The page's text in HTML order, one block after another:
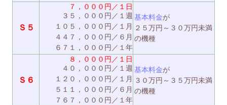
Ｓ５
７，０００円／１日
３５，０００円／１週
１０５，０００円／１月
４４７，０００円／６月
６７１，０００円／１年
基本料金が
２５万円～３０万円未満
の機種
Ｓ６
８，０００円／１日
４０，０００円／１週
１２０，０００円／１月
５１１，０００円／６月
７６７，０００円／１年
基本料金が
３０万円～３５万円未満
の機種